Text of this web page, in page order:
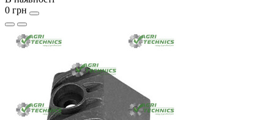
0 грн